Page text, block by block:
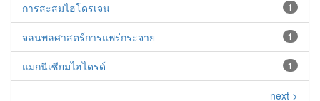
1
การสะสมไฮโดรเจน
1
จลนพลศาสตร์การแพร่กระจาย
1
แมกนีเซียมไฮไดรด์
next >